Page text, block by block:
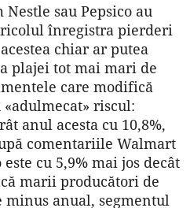
sau Pepsico au
înregistra pierderi
chiar ar putea
plajei tot mai mari de
care modifică
riscul:
anul acesta cu 10,8%,
comentariile Walmart
cu 5,9% mai jos decât
marii producători de
minus anual, segmentul